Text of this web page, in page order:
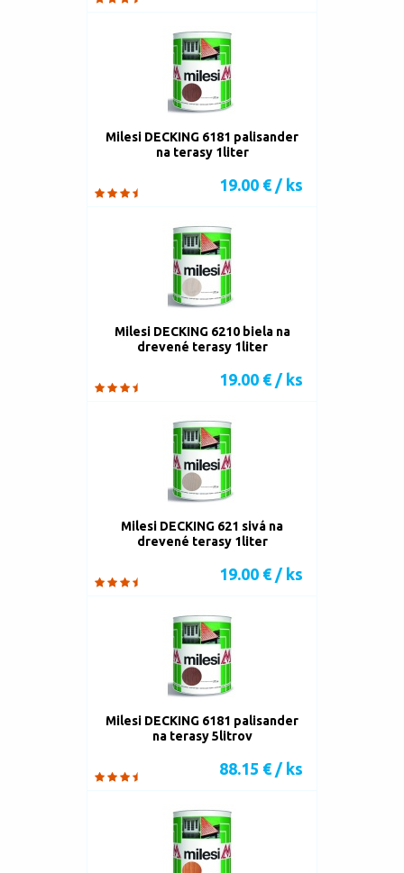
Milesi DECKING 6181 palisander
na terasy 1liter
19.00 € / ks
Milesi DECKING 6210 biela na
drevené terasy 1liter
19.00 € / ks
Milesi DECKING 621 sivá na
drevené terasy 1liter
19.00 € / ks
Milesi DECKING 6181 palisander
na terasy 5litrov
88.15 € / ks